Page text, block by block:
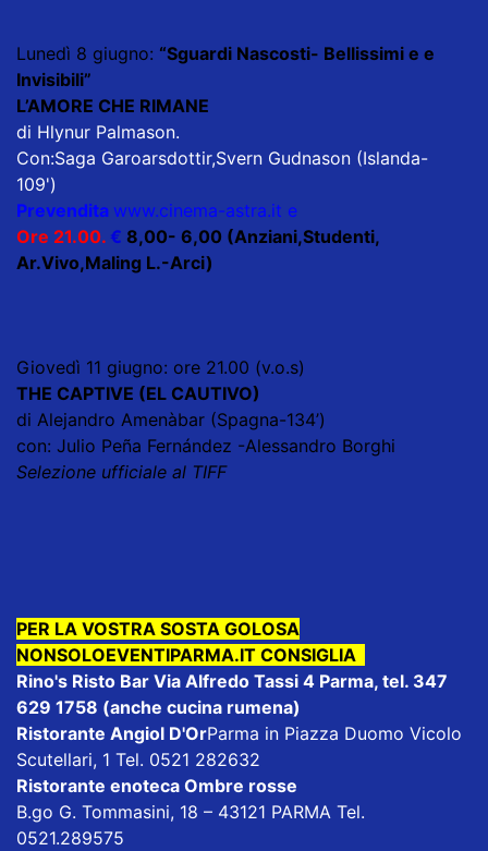
Lunedì 8 giugno: “Sguardi Nascosti- Bellissimi e e
Invisibili”
L’AMORE CHE RIMANE
di Hlynur Palmason.
Con:Saga Garoarsdottir,Svern Gudnason (Islanda-
109')
Prevendita www.cinema-astra.it e
Ore 21.00. € 8,00- 6,00 (Anziani,Studenti,
Ar.Vivo,Maling L.-Arci)
Giovedì 11 giugno: ore 21.00 (v.o.s)
THE CAPTIVE (EL CAUTIVO)
di Alejandro Amenàbar (Spagna-134’)
con: Julio Peña Fernández -Alessandro Borghi
Selezione ufficiale al TIFF
PER LA VOSTRA SOSTA GOLOSA
NONSOLOEVENTIPARMA.IT CONSIGLIA
Rino's Risto Bar Via Alfredo Tassi 4 Parma, tel. 347
629 1758 (anche cucina rumena)
Ristorante Angiol D'OrParma in Piazza Duomo Vicolo
Scutellari, 1 Tel. 0521 282632
Ristorante enoteca Ombre rosse
B.go G. Tommasini, 18 – 43121 PARMA Tel.
0521.289575